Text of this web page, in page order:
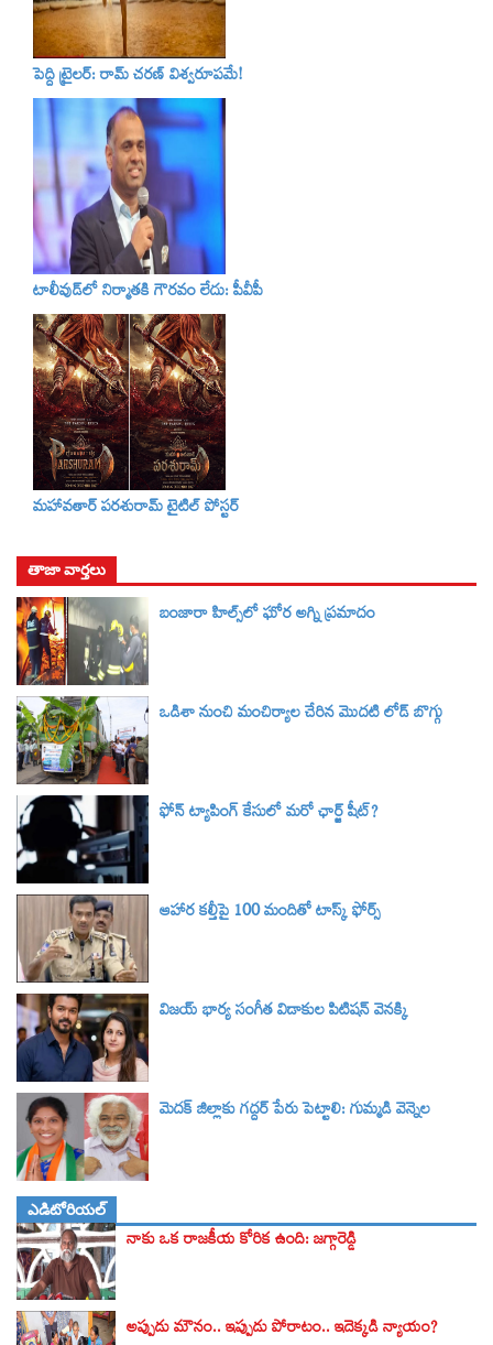
పెద్ది ట్రైలర్‌: రామ్‌ చరణ్‌ విశ్వరూపమే!
టాలీవుడ్‌లో నిర్మాతకి గౌరవం లేదు: పీవీపీ
మహావతార్ పరశురామ్‌ టైటిల్‌ పోస్టర్
తాజా వార్తలు
బంజారా హిల్స్‌లో ఘోర అగ్ని ప్రమాదం
ఒడిశా నుంచి మంచిర్యాల చేరిన మొదటి లోడ్ బొగ్గు
ఫోన్ ట్యాపింగ్‌ కేసులో మరో ఛార్జ్‌ షీట్‌?
ఆహార కల్తీపై 100 మందితో టాస్క్ ఫోర్స్
విజయ్ భార్య సంగీత విడాకుల పిటిషన్ వెనక్కి
మెదక్ జిల్లాకు గద్దర్ పేరు పెట్టాలి: గుమ్మడి వెన్నెల
ఎడిటోరియల్
నాకు ఒక రాజకీయ కోరిక ఉంది: జగ్గారెడ్డి
అప్పుడు మౌనం.. ఇప్పుడు పోరాటం.. ఇదెక్కడి న్యాయం?